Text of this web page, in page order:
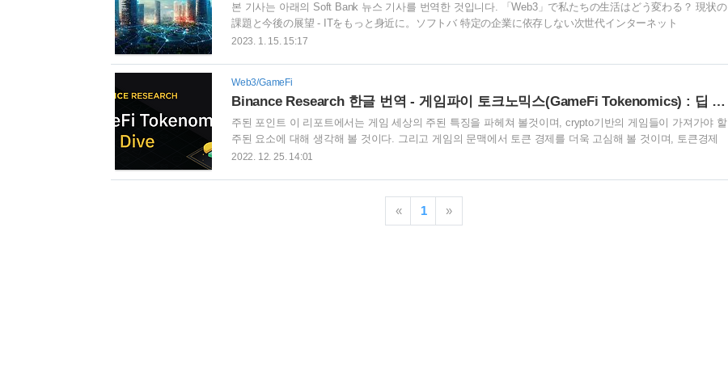
본 기사는 아래의 Soft Bank 뉴스 기사를 번역한 것입니다. 「Web3」で私たちの生活はどう変わる？ 現状の
課題と今後の展望 - ITをもっと身近に。ソフトバ 特定の企業に依存しない次世代インターネット
「Web3（ウェブスリー）」ですが、Web3の活用が普及することで、私たちの生活にどのような変化をも
메타버스 등, Web3관련 서비스는 주목을 계속 받고 있지만, 생활과의 관계성은 조금은 이미지로 떠오르기
힘들다는 분도 많다고 보지 않을까 생각합니다. 이번에는 경제산업성 " Web3.0 시대에서 일어..
2023. 1. 15. 15:17
Web3/GameFi
Binance Research 한글 번역 - 게임파이 토크노믹스(GameFi Tokenomics) : 딥 다이브 (Deep Dive) 1편
주된 포인트 이 리포트에서는 게임 세상의 주된 특징을 파헤쳐 볼것이며, crypto기반의 게임들이 가져가야 할
주된 요소에 대해 생각해 볼 것이다. 그리고 게임의 문맥에서 토큰 경제를 더욱 고심해 볼 것이며, 토큰경제
의 인플레이션과 종합적인 유지 가능성에 대해 이야기해볼 것이다. 거기다 더해, 크립토 게임을 위한 유지 가
부에 불과하다. 아직 초창기에 불과하지만, 우리는 1990년대 카드게임인 솔리테르가 컴퓨터를 위해 채택과
2022. 12. 25. 14:01
« 1 »